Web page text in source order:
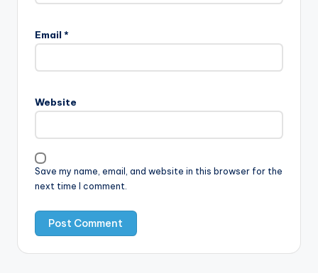
Email *
Website
Save my name, email, and website in this browser for the
next time I comment.